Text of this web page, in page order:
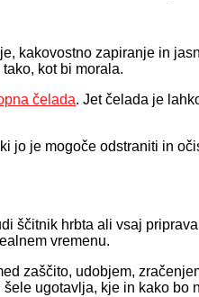
kakovostno zapiranje in
kot bi morala.
čelada. Jet čelada je
jo je mogoče odstraniti in
ščitnik hrbta ali vsaj
vremenu.
zaščito, udobjem,
ugotavlja, kje in kako bo